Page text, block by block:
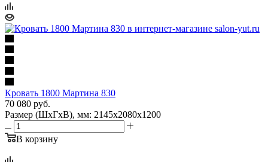
Кровать 1800 Мартина 830
70 080 руб.
Размер (ШхГхВ), мм: 2145х2080х1200
В корзину